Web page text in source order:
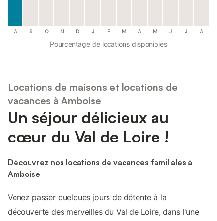
A S O N D J F M A M J J A
Pourcentage de locations disponibles
Locations de maisons et locations de
vacances à Amboise
Un séjour délicieux au
cœur du Val de Loire !
Découvrez nos locations de vacances familiales à
Amboise
Venez passer quelques jours de détente à la
découverte des merveilles du Val de Loire, dans l'une